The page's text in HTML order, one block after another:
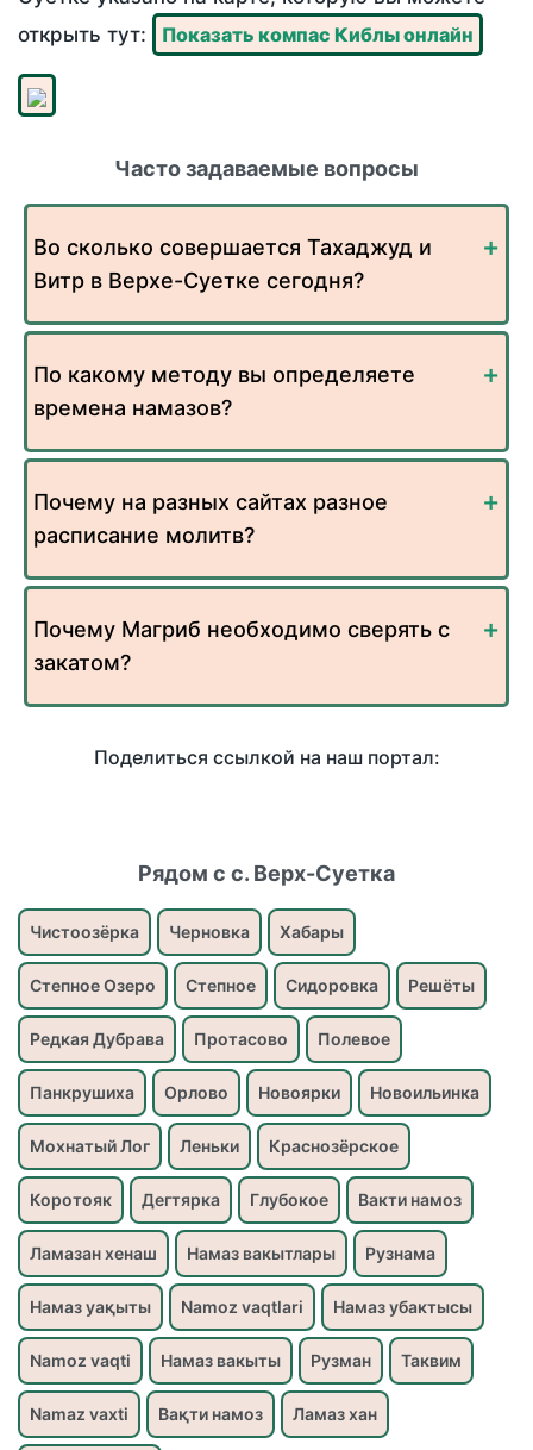
открыть тут:
Показать компас Киблы онлайн
Часто задаваемые вопросы
Во сколько совершается Тахаджуд и
Витр в Верхе-Суетке сегодня?
По какому методу вы определяете
времена намазов?
Почему на разных сайтах разное
расписание молитв?
Почему Магриб необходимо сверять с
закатом?
Поделиться ссылкой на наш портал:
Рядом с с. Верх-Суетка
Чистоозёрка Черновка Хабары
Степное Озеро Степное Сидоровка Решёты
Редкая Дубрава Протасово Полевое
Панкрушиха Орлово Новоярки Новоильинка
Мохнатый Лог Леньки Краснозёрское
Коротояк Дегтярка Глубокое Вакти намоз
Ламазан хенаш Намаз вакытлары Рузнама
Намаз уақыты Namoz vaqtlari Намаз убактысы
Namoz vaqti Намаз вакыты Рузман Таквим
Namaz vaxti Вақти намоз Ламаз хан